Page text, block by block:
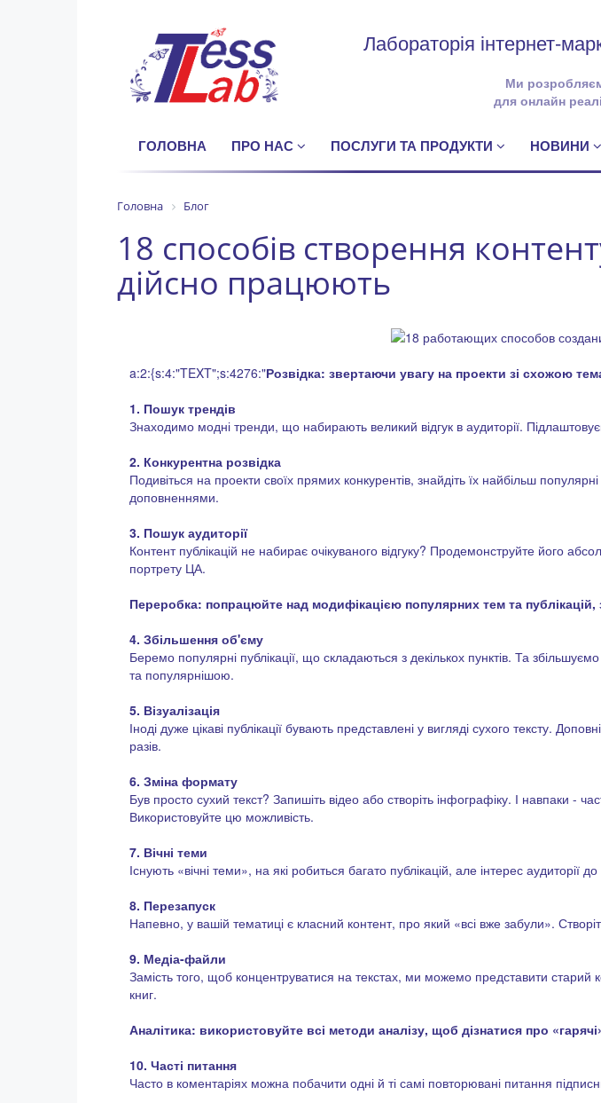
Лабораторія інтернет-
Ми
для онлайн
ГОЛОВНА ПРО НАС ПОСЛУГИ ТА ПРОДУКТИ НОВИНИ
Головна Блог
18 способів створення
дійсно працюють
a:2:{s:4:"TEXT";s:4276:"Розвідка: звертаючи увагу на проекти зі схожою
1. Пошук трендів
Знаходимо модні тренди, що набирають великий відгук в аудиторії.
2. Конкурентна розвідка
Подивіться на проекти своїх прямих конкурентів, знайдіть їх найбільш
доповненнями.
3. Пошук аудиторії
Контент публікацій не набирає очікуваного відгуку? Продемонструйте його
портрету ЦА.
Переробка: попрацюйте над модифікацією популярних тем та
4. Збільшення об'єму
Беремо популярні публікації, що складаються з декількох пунктів. Та
та популярнішою.
5. Візуалізація
Іноді дуже цікаві публікації бувають представлені у вигляді сухого тексту.
разів.
6. Зміна формату
Був просто сухий текст? Запишіть відео або створіть інфографіку. І навпаки -
Використовуйте цю можливість.
7. Вічні теми
Існують «вічні теми», на які робиться багато публікацій, але інтерес
8. Перезапуск
Напевно, у вашій тематиці є класний контент, про який «всі вже забули».
9. Медіа-файли
Замість того, щоб концентруватися на текстах, ми можемо представити старий
книг.
Аналітика: використовуйте всі методи аналізу, щоб дізнатися про
10. Часті питання
Часто в коментаріях можна побачити одні й ті самі повторювані питання